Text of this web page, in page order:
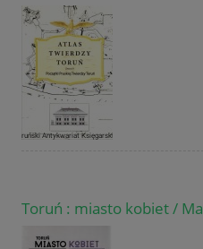
Toruń : miasto kobiet /